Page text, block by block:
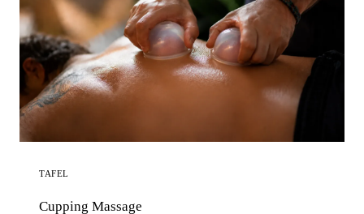
TAFEL
Cupping Massage